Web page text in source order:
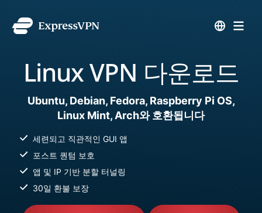
Linux VPN 다운로드
Ubuntu, Debian, Fedora, Raspberry Pi OS,
Linux Mint, Arch와 호환됩니다
세련되고 직관적인 GUI 앱
포스트 퀀텀 보호
앱 및 IP 기반 분할 터널링
30일 환불 보장